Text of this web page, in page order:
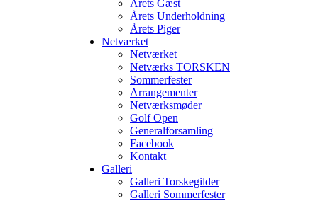
Årets Gæst
Årets Underholdning
Årets Piger
Netværket
Netværket
Netværks TORSKEN
Sommerfester
Arrangementer
Netværksmøder
Golf Open
Generalforsamling
Facebook
Kontakt
Galleri
Galleri Torskegilder
Galleri Sommerfester